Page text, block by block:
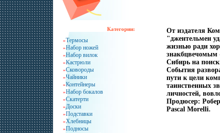
Категории:
»Термосы
»Набор ножей
»Набор вилок
»Кастрюли
»Сковороды
»Чайники
»Контейнеры
»Набор бокалов
»Скатерти
»Доски
»Подставки
»Хлебницы
»Подносы
От издателя
"джентельмен
жизнью ради
знакбцвечомым
Сибирь на
События
пути к цели
таинственных
личностей,
Продюсер:
Pascal Morelli.